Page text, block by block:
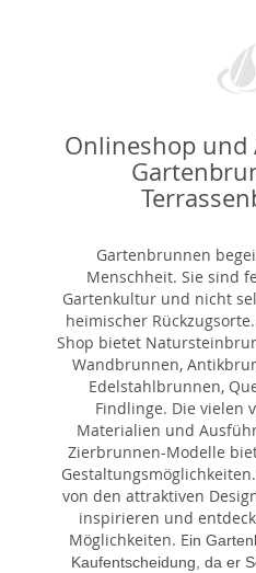
Onlineshop
Gartenbrunnen
Menschheit. Sie sind
Gartenkultur und nicht
heimischer
Shop bietet
Wandbrunnen,
Edelstahlbrunnen,
Findlinge. Die vielen
Materialien und
Zierbrunnen-Modelle
von den attraktiven
inspirieren und
Möglichkeiten. Ein
Kaufentscheidung, da er